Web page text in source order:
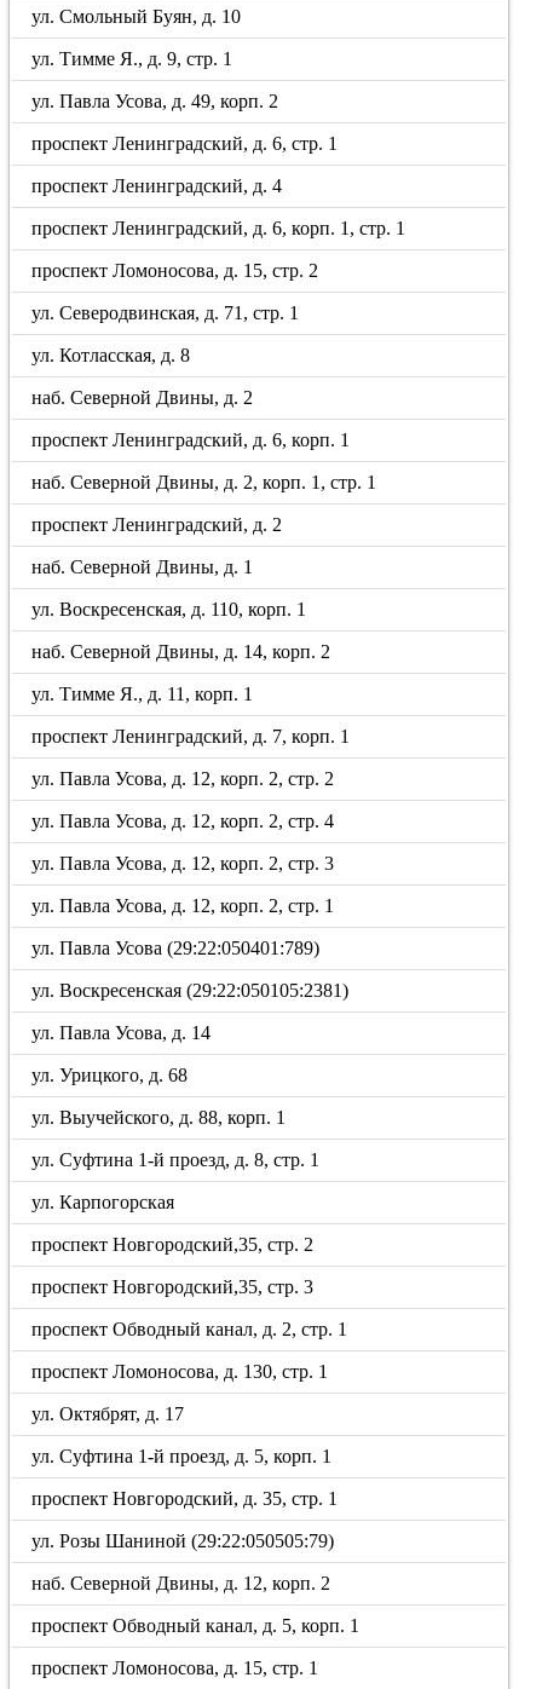
ул. Смольный Буян, д. 10
ул. Тимме Я., д. 9, стр. 1
ул. Павла Усова, д. 49, корп. 2
проспект Ленинградский, д. 6, стр. 1
проспект Ленинградский, д. 4
проспект Ленинградский, д. 6, корп. 1, стр. 1
проспект Ломоносова, д. 15, стр. 2
ул. Северодвинская, д. 71, стр. 1
ул. Котласская, д. 8
наб. Северной Двины, д. 2
проспект Ленинградский, д. 6, корп. 1
наб. Северной Двины, д. 2, корп. 1, стр. 1
проспект Ленинградский, д. 2
наб. Северной Двины, д. 1
ул. Воскресенская, д. 110, корп. 1
наб. Северной Двины, д. 14, корп. 2
ул. Тимме Я., д. 11, корп. 1
проспект Ленинградский, д. 7, корп. 1
ул. Павла Усова, д. 12, корп. 2, стр. 2
ул. Павла Усова, д. 12, корп. 2, стр. 4
ул. Павла Усова, д. 12, корп. 2, стр. 3
ул. Павла Усова, д. 12, корп. 2, стр. 1
ул. Павла Усова (29:22:050401:789)
ул. Воскресенская (29:22:050105:2381)
ул. Павла Усова, д. 14
ул. Урицкого, д. 68
ул. Выучейского, д. 88, корп. 1
ул. Суфтина 1-й проезд, д. 8, стр. 1
ул. Карпогорская
проспект Новгородский,35, стр. 2
проспект Новгородский,35, стр. 3
проспект Обводный канал, д. 2, стр. 1
проспект Ломоносова, д. 130, стр. 1
ул. Октябрят, д. 17
ул. Суфтина 1-й проезд, д. 5, корп. 1
проспект Новгородский, д. 35, стр. 1
ул. Розы Шаниной (29:22:050505:79)
наб. Северной Двины, д. 12, корп. 2
проспект Обводный канал, д. 5, корп. 1
проспект Ломоносова, д. 15, стр. 1